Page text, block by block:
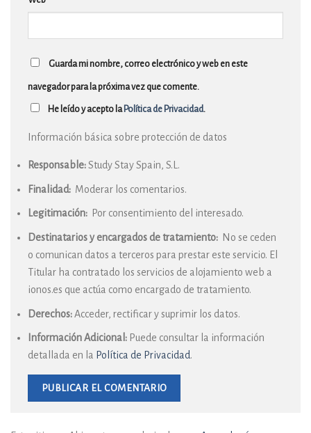
Guarda mi nombre, correo electrónico y web en este
navegador para la próxima vez que comente.
He leído y acepto la Política de Privacidad.
Información básica sobre protección de datos
Responsable:Study Stay Spain, S.L.
Finalidad: Moderar los comentarios.
Legitimación: Por consentimiento del interesado.
Destinatarios y encargados de tratamiento: No se ceden
o comunican datos a terceros para prestar este servicio. El
Titular ha contratado los servicios de alojamiento web a
ionos.es que actúa como encargado de tratamiento.
Derechos:Acceder, rectificar y suprimir los datos.
Información Adicional: Puede consultar la información
detallada en la Política de Privacidad.